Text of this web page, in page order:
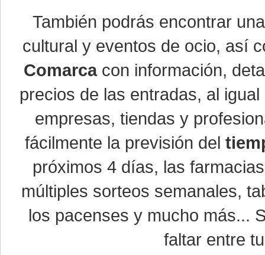
También podrás encontrar
cultural y eventos de ocio, así
Comarcacon información,
precios de las entradas, al
empresas, tiendas y
fácilmente la previsión del
próximos 4 días, las
múltiples sorteos semanales,
los pacenses y mucho más...
faltar entre